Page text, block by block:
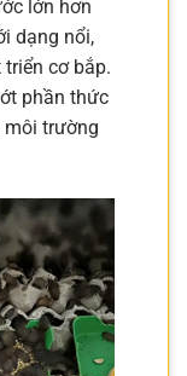
lớn hơn
dạng nổi,
cơ bắp.
phần thức
môi trường